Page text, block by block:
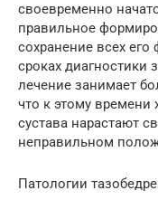
своевременно
правильное
сохранение всех
сроках диагностики
лечение занимает
что к этому времени
сустава нарастают
неправильном
Патологии